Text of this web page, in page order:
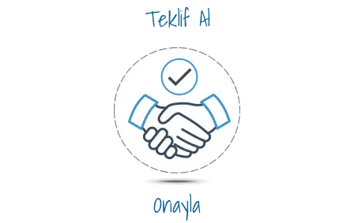
Teklif Al
Onayla